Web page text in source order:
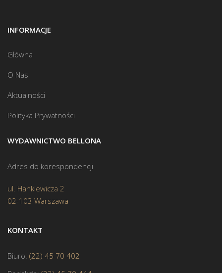
INFORMACJE
Główna
O Nas
Aktualności
Polityka Prywatności
WYDAWNICTWO BELLONA
Adres do korespondencji
ul. Hankiewicza 2
02-103 Warszawa
KONTAKT
Biuro: (22) 45 70 402